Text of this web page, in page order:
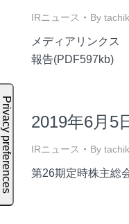
IRニュース By
メディアリンクス
報告(PDF597kb)
2019年6月5
IRニュース By
第26期定時株主総